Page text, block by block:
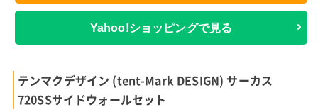
Yahoo!ショッピングで見る
テンマクデザイン (tent-Mark DESIGN) サーカス
720SSサイドウォールセット